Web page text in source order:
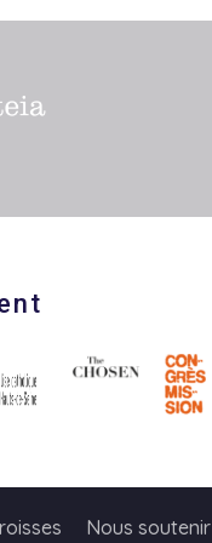
Nous soutenir